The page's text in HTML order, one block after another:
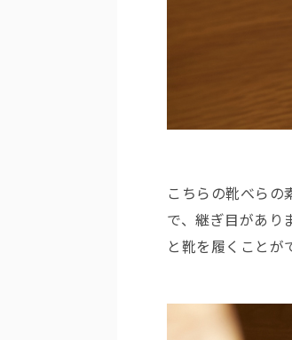
こちらの靴べらの
で、継ぎ目があり
と靴を履くことが